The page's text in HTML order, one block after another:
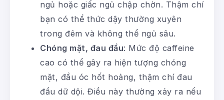
ngủ hoặc giấc ngủ chập chờn. Thậm chí
bạn có thể thức dậy thường xuyên
trong đêm và không thể ngủ sâu.
Chóng mặt, đau đầu: Mức độ caffeine
cao có thể gây ra hiện tượng chóng
mặt, đầu óc hốt hoảng, thậm chí đau
đầu dữ dội. Điều này thường xảy ra nếu